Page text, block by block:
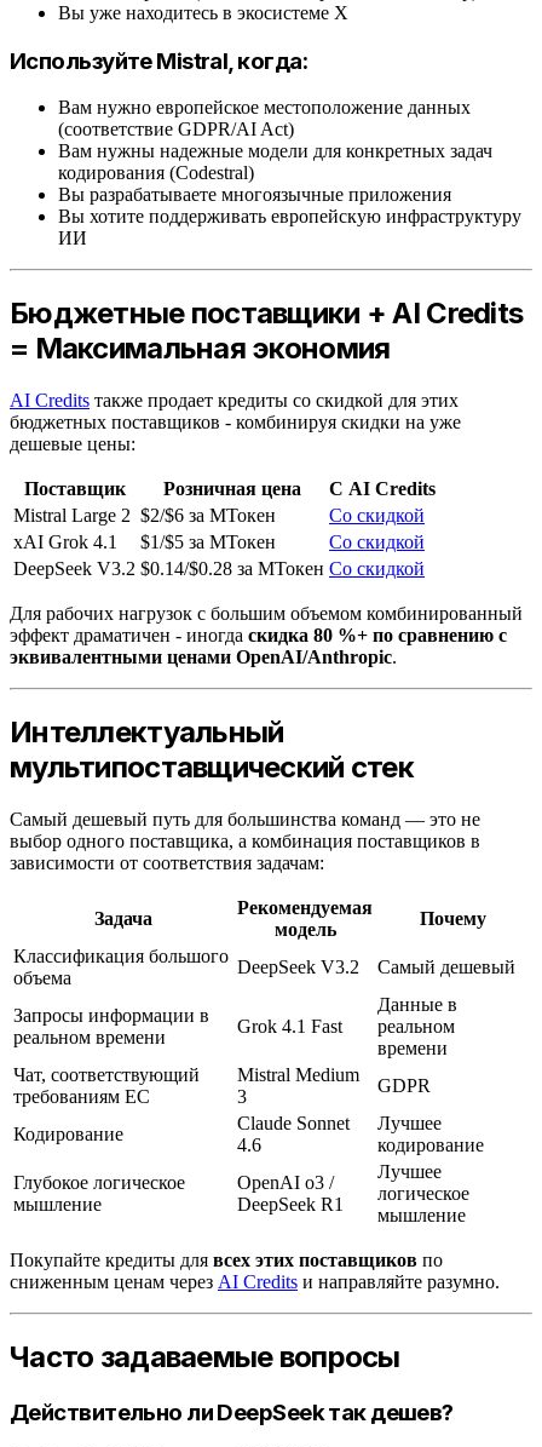
Вы уже находитесь в экосистеме X
Используйте Mistral, когда:
Вам нужно европейское местоположение данных
(соответствие GDPR/AI Act)
Вам нужны надежные модели для конкретных задач
кодирования (Codestral)
Вы разрабатываете многоязычные приложения
Вы хотите поддерживать европейскую инфраструктуру
ИИ
Бюджетные поставщики + AI Credits
= Максимальная экономия
AI Credits также продает кредиты со скидкой для этих
бюджетных поставщиков - комбинируя скидки на уже
дешевые цены:
Поставщик Розничная цена
С AI Credits
Mistral Large 2 $2/$6 за МТокен
Со скидкой
xAI Grok 4.1
$1/$5 за МТокен
Со скидкой
DeepSeek V3.2 $0.14/$0.28 за МТокен Со скидкой
Для рабочих нагрузок с большим объемом комбинированный
эффект драматичен - иногда скидка 80 %+ по сравнению с
эквивалентными ценами OpenAI/Anthropic.
Интеллектуальный
мультипоставщический стек
Самый дешевый путь для большинства команд — это не
выбор одного поставщика, а комбинация поставщиков в
зависимости от соответствия задачам:
Задача
Рекомендуемая
модель
Почему
Классификация большого
объема
DeepSeek V3.2 Самый дешевый
Запросы информации в
реальном времени
Grok 4.1 Fast
Данные в
реальном
времени
Чат, соответствующий
требованиям ЕС
Mistral Medium
3
GDPR
Кодирование
Claude Sonnet
4.6
Лучшее
кодирование
Глубокое логическое
мышление
OpenAI o3 /
DeepSeek R1
Лучшее
логическое
мышление
Покупайте кредиты для всех этих поставщиков по
сниженным ценам через AI Credits и направляйте разумно.
Часто задаваемые вопросы
Действительно ли DeepSeek так дешев?